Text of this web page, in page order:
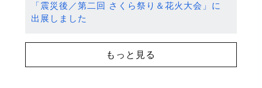
「震災後／第二回 さくら祭り＆花火大会」に
出展しました
もっと見る